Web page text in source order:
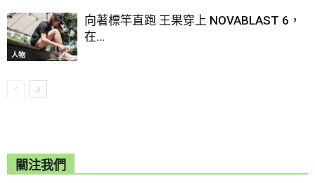
人物
向著標竿直跑 王果穿上 NOVABLAST 6，
在...
關注我們